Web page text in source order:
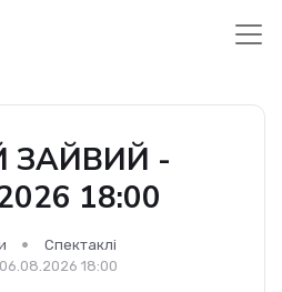
ЗАЙВИЙ -
18:00
Спектаклі
18:00